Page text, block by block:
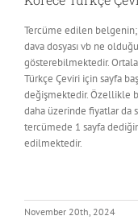
Tercüme edilen
dava dosyası vb ne
gösterebilmektedir.
Türkçe Çeviri için sayfa
değişmektedir. Özellikle
daha üzerinde fiyatlar da
tercümede 1 sayfa
edilmektedir.
November 20th, 2024